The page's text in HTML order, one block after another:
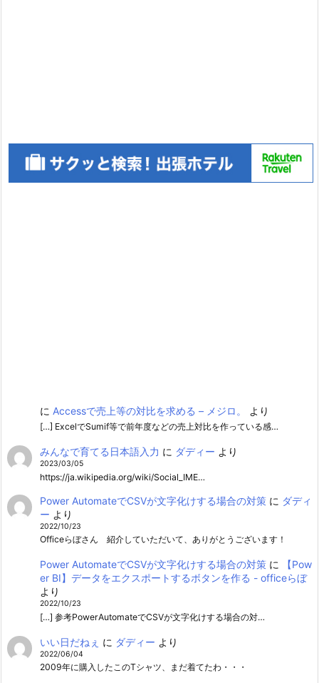
に Accessで売上等の対比を求める – メジロ。 より
[…] ExcelでSumif等で前年度などの売上対比を作っている感…
みんなで育てる日本語入力 に ダディー より
2023/03/05
https://ja.wikipedia.org/wiki/Social_IME…
Power AutomateでCSVが文字化けする場合の対策に ダディ
ー より
2022/10/23
Officeらぼさん 紹介していただいて、ありがとうございます！
Power AutomateでCSVが文字化けする場合の対策に
【Pow
er BI】データをエクスポートするボタンを作る - officeらぼ
より
2022/10/23
[…] 参考PowerAutomateでCSVが文字化けする場合の対…
いい日だねぇ に ダディー より
2022/06/04
2009年に購入したこのTシャツ、まだ着てたわ・・・